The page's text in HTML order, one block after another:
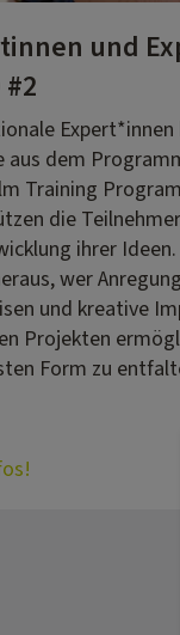
und
#2
aus dem
Training
die
ihrer Ideen.
wer
und kreative
Projekten
Form zu